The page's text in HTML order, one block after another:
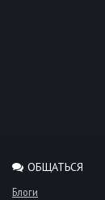
ОБЩАТЬСЯ
Блоги